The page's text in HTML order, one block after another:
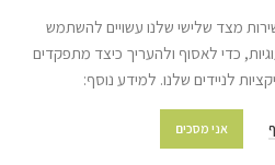
מצד שלישי שלנו עשויים להשתמש
כדי לאסוף ולהעריך כיצד מתפקדים
לניידים שלנו. למידע נוסף:
אני מסכים